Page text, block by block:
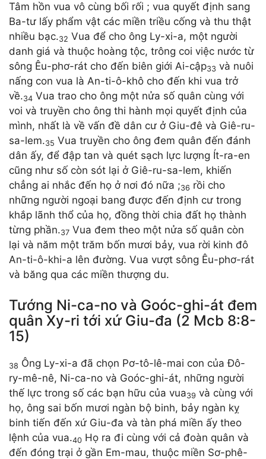
Tâm hồn vua vô cùng bối rối ; vua quyết định sang
Ba-tư lấy phẩm vật các miền triều cống và thu thật
nhiều bạc.32 Vua để cho ông Ly-xi-a, một người
danh giá và thuộc hoàng tộc, trông coi việc nước từ
sông Êu-phơ-rát cho đến biên giới Ai-cập33 và nuôi
nấng con vua là An-ti-ô-khô cho đến khi vua trở
về.34 Vua trao cho ông một nửa số quân cùng với
voi và truyền cho ông thi hành mọi quyết định của
mình, nhất là về vấn đề dân cư ở Giu-đê và Giê-ru-
sa-lem.35 Vua truyền cho ông đem quân đến đánh
dân ấy, để đập tan và quét sạch lực lượng Ít-ra-en
cũng như số còn sót lại ở Giê-ru-sa-lem, khiến
chẳng ai nhắc đến họ ở nơi đó nữa ;36 rồi cho
những người ngoại bang được đến định cư trong
khắp lãnh thổ của họ, đồng thời chia đất họ thành
từng phần.37 Vua đem theo một nửa số quân còn
lại và năm một trăm bốn mươi bảy, vua rời kinh đô
An-ti-ô-khi-a lên đường. Vua vượt sông Êu-phơ-rát
và băng qua các miền thượng du.
Tướng Ni-ca-no và Goóc-ghi-át đem
quân Xy-ri tới xứ Giu-đa (2 Mcb 8:8-
15)
38 Ông Ly-xi-a đã chọn Pơ-tô-lê-mai con của Đô-
ry-mê-nê, Ni-ca-no và Goóc-ghi-át, những người
thế lực trong số các bạn hữu của vua39 và cùng với
họ, ông sai bốn mươi ngàn bộ binh, bảy ngàn kỵ
binh tiến đến xứ Giu-đa và tàn phá miền ấy theo
lệnh của vua.40 Họ ra đi cùng với cả đoàn quân và
đến đóng trại ở gần Em-mau, thuộc miền Sơ-phê-